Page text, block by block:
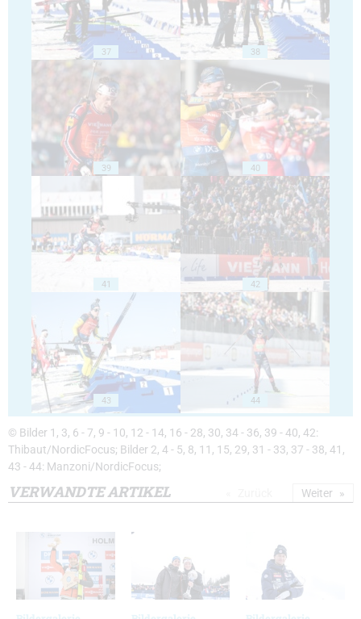
37 38
39 40
41 42
43 44
© Bilder 1, 3, 6 - 7, 9 - 10, 12 - 14, 16 - 28, 30, 34 - 36, 39 - 40, 42:
Thibaut/NordicFocus; Bilder 2, 4 - 5, 8, 11, 15, 29, 31 - 33, 37 - 38, 41,
43 - 44: Manzoni/NordicFocus;
VERWANDTE ARTIKEL Weiter